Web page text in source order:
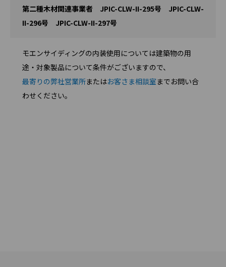
第二種木材関連事業者 JPIC-CLW-II-295号 JPIC-CLW-
II-296号 JPIC-CLW-II-297号
モエンサイディングの内装使用については建築物の用
途・対象製品について条件がございますので、
最寄りの弊社営業所またはお客さま相談室までお問い合
わせください。